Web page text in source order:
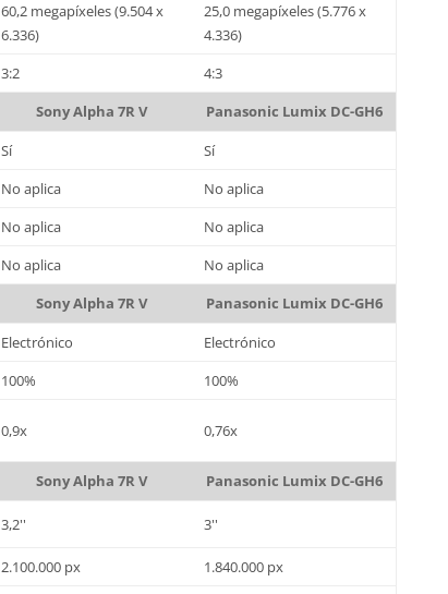
60,2 megapíxeles (9.504 x
6.336)
25,0 megapíxeles (5.776 x
4.336)
3:2
4:3
Sony Alpha 7R V
Panasonic Lumix DC-GH6
Sí
Sí
No aplica
No aplica
No aplica
No aplica
No aplica
No aplica
Sony Alpha 7R V
Panasonic Lumix DC-GH6
Electrónico
Electrónico
100%
100%
0,9x 0,76x
Sony Alpha 7R V Panasonic Lumix DC-GH6
3,2'' 3''
2.100.000 px
1.840.000 px